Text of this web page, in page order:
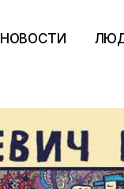
НОВОСТИ